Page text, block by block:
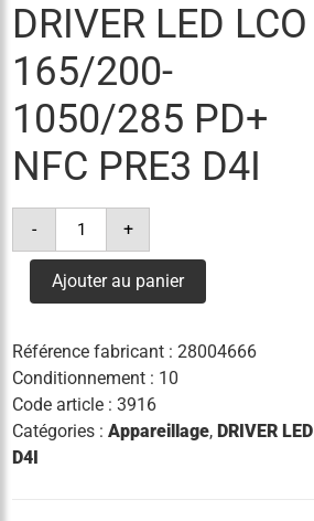
DRIVER LED LCO
165/200-
1050/285 PD+
NFC PRE3 D4I
-
quantité
driver
lco
165/200-
nfc
pre3
+
Ajouter au panier
Référence fabricant :28004666
Conditionnement : 10
Code article :3916
Catégories :Appareillage, DRIVER LED
D4I